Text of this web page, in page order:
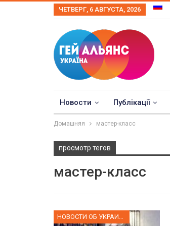
ЧЕТВЕРГ, 6 АВГУСТА, 2026
Новости Публікації
Домашняя мастер-класс
просмотр тегов
мастер-класс